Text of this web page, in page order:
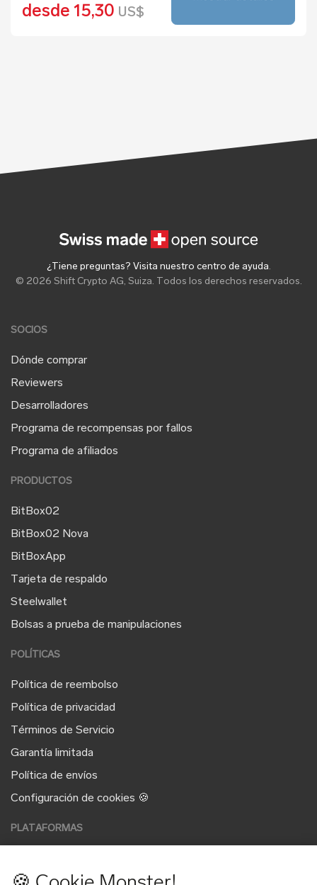
desde 15,30 US$
¿Tiene preguntas? Visita nuestro centro de ayuda.
© 2026 Shift Crypto AG, Suiza. Todos los derechos reservados.
SOCIOS
Dónde comprar
Reviewers
Desarrolladores
Programa de recompensas por fallos
Programa de afiliados
PRODUCTOS
BitBox02
BitBox02 Nova
BitBoxApp
Tarjeta de respaldo
Steelwallet
Bolsas a prueba de manipulaciones
POLÍTICAS
Política de reembolso
Política de privacidad
Términos de Servicio
Garantía limitada
Política de envíos
Configuración de cookies 🍪
PLATAFORMAS